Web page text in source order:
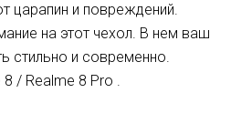
царапин и повреждений.
на этот чехол. В нем ваш
стильно и современно.
/ Realme 8 Pro .